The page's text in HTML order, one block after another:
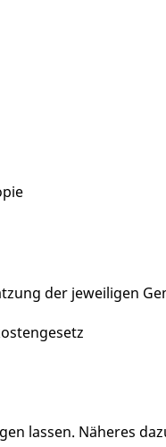
der jeweiligen
lassen. Näheres